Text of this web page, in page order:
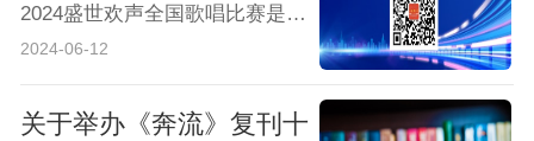
2024盛世欢声全国歌唱比赛是一场面向全国音乐爱好者的盛大活动。我们旨在为广大音乐爱好者提供一个展示自我、交流学习的平台，同时发掘和培养更多优秀的歌唱人才。无论您是专业歌手还是业余爱好者，只要您热爱音乐，我们都诚挚邀请您加入我们的行列。
2024-06-12
关于举办《奔流》复刊十